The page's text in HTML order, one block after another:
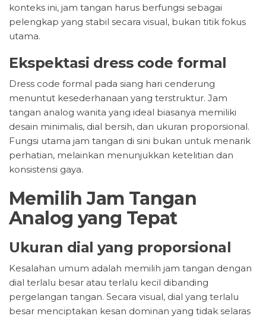
konteks ini, jam tangan harus berfungsi sebagai
pelengkap yang stabil secara visual, bukan titik fokus
utama.
Ekspektasi dress code formal
Dress code formal pada siang hari cenderung
menuntut kesederhanaan yang terstruktur. Jam
tangan analog wanita yang ideal biasanya memiliki
desain minimalis, dial bersih, dan ukuran proporsional.
Fungsi utama jam tangan di sini bukan untuk menarik
perhatian, melainkan menunjukkan ketelitian dan
konsistensi gaya.
Memilih Jam Tangan
Analog yang Tepat
Ukuran dial yang proporsional
Kesalahan umum adalah memilih jam tangan dengan
dial terlalu besar atau terlalu kecil dibanding
pergelangan tangan. Secara visual, dial yang terlalu
besar menciptakan kesan dominan yang tidak selaras